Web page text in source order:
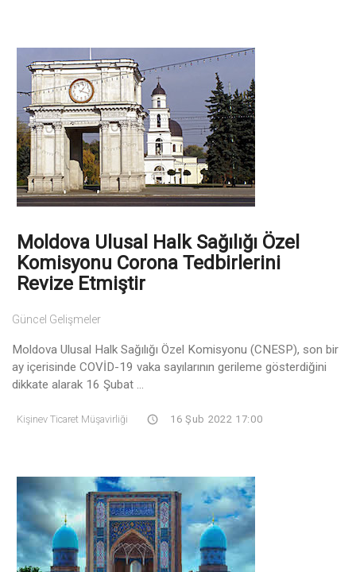
Moldova Ulusal Halk Sağılığı Özel
Komisyonu Corona Tedbirlerini
Revize Etmiştir
Güncel Gelişmeler
Moldova Ulusal Halk Sağılığı Özel Komisyonu (CNESP), son bir
ay içerisinde COVİD-19 vaka sayılarının gerileme gösterdiğini
dikkate alarak 16 Şubat ...
Kişinev Ticaret Müşavirliği 16 Şub 2022 17:00